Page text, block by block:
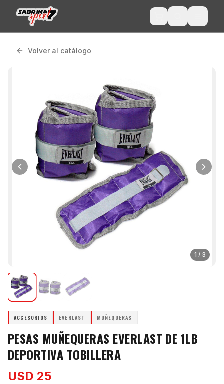
Volver al catálogo
1 / 3
ACCESORIOS EVERLAST MUÑEQUERAS
PESAS MUÑEQUERAS EVERLAST DE 1LB
DEPORTIVA TOBILLERA
USD 25